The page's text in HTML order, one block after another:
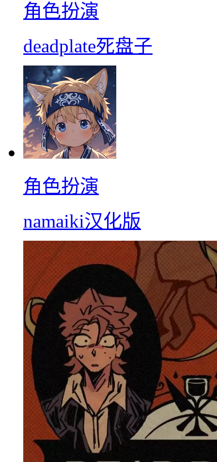
角色扮演
deadplate死盘子
角色扮演
namaiki汉化版